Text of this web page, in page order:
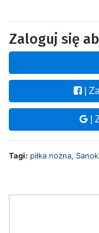
Zaloguj się
|
|
Tagi: piłka nożna, Sanok